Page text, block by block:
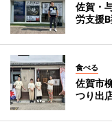
佐賀・
労支援
食べる
佐賀市
つり出